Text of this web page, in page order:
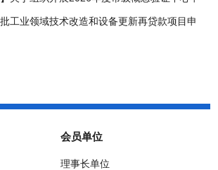
批工业领域技术改造和设备更新再贷款项目申
会员单位
理事长单位